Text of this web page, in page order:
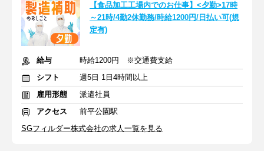
【食品加工工場内でのお仕事】<夕勤>17時
～21時/4勤2休勤務/時給1200円/日払い可(規
定有)
給与
時給1200円 ※交通費支給
シフト
週5日 1日4時間以上
雇用形態
派遣社員
アクセス
前平公園駅
SGフィルダー株式会社の求人一覧を見る